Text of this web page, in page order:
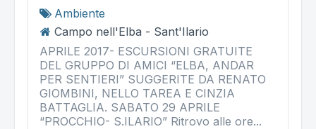
Ambiente
Campo nell'Elba - Sant'Ilario
APRILE 2017- ESCURSIONI GRATUITE
DEL GRUPPO DI AMICI “ELBA, ANDAR
PER SENTIERI” SUGGERITE DA RENATO
GIOMBINI, NELLO TAREA E CINZIA
BATTAGLIA. SABATO 29 APRILE
“PROCCHIO- S.ILARIO” Ritrovo alle ore...